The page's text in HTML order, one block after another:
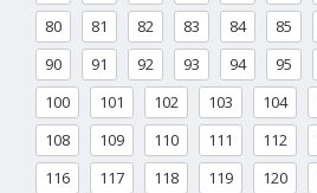
80
81 82 83 84 85
90
91 92 93 94 95
100
101 102 103 104
108
109 110 111 112
116
117 118 119 120